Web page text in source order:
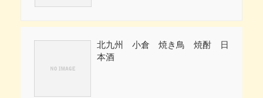
北九州 小倉 焼き鳥 焼酎 日
本酒